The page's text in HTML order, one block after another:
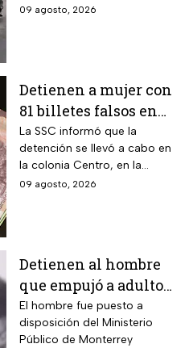
B del Metro CDMX.
09 agosto, 2026
Detienen a mujer con
81 billetes falsos en
CDMX: ¿Cómo
identificar “dinero
patito”?
La SSC informó que la
detención se llevó a cabo en
la colonia Centro, en la
alcaldía Cuauhtémoc; llevaba
09 agosto, 2026
Detienen al hombre
que empujó a adulto
mayor frente a un
tráiler en Monterrey
El hombre fue puesto a
disposición del Ministerio
Público de Monterrey